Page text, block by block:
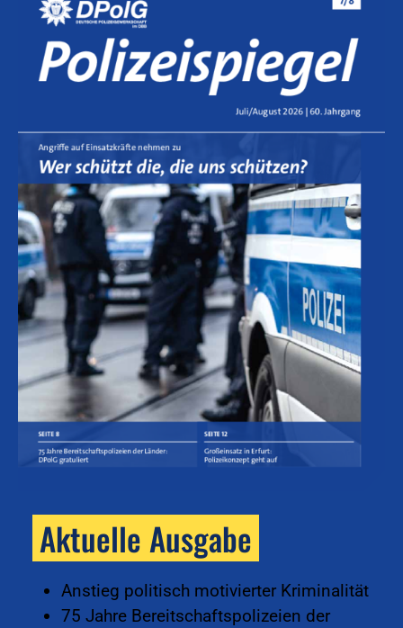
Aktuelle Ausgabe
Anstieg politisch motivierter Kriminalität
75 Jahre Bereitschaftspolizeien der